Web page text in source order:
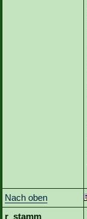
Nach oben
r_stamm